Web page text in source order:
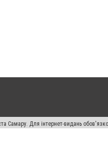
Самару. Для інтернет-видань